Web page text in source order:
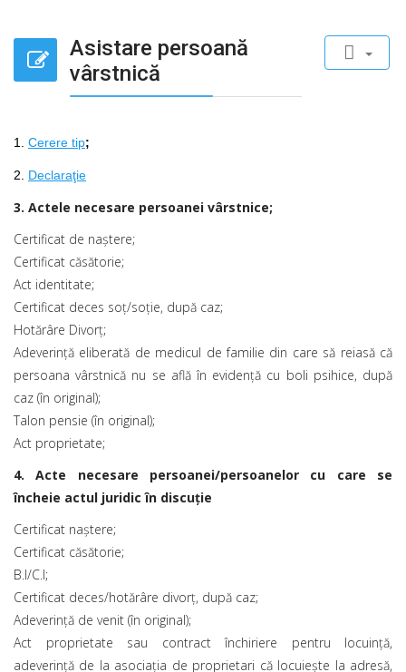
Asistare persoană
vârstnică
1. Cerere tip;
2. Declaraţie
3. Actele necesare persoanei vârstnice;
Certificat de naştere;
Certificat căsătorie;
Act identitate;
Certificat deces soţ/soţie, după caz;
Hotărâre Divorţ;
Adeverință eliberată de medicul de familie din care să reiasă că
persoana vârstnică nu se află în evidență cu boli psihice, după
caz (în original);
Talon pensie (în original);
Act proprietate;
4. Acte necesare persoanei/persoanelor cu care se
încheie actul juridic în discuţie
Certificat naştere;
Certificat căsătorie;
B.I/C.I;
Certificat deces/hotărâre divorţ, după caz;
Adeverinţă de venit (în original);
Act proprietate sau contract închiriere pentru locuinţă,
adeverinţă de la asociaţia de proprietari că locuieşte la adresă,